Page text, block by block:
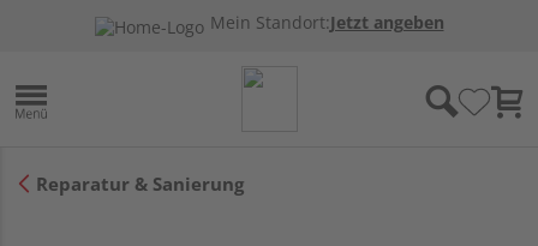
Mein Standort:Jetzt angeben
Reparatur & Sanierung